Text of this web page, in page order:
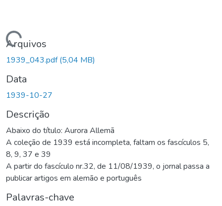
Carregando...
Arquivos
1939_043.pdf(5,04 MB)
Data
1939-10-27
Descrição
Abaixo do título: Aurora Allemã
A coleção de 1939 está incompleta, faltam os fascículos 5,
8, 9, 37 e 39
A partir do fascículo nr.32, de 11/08/1939, o jornal passa a
publicar artigos em alemão e português
Palavras-chave